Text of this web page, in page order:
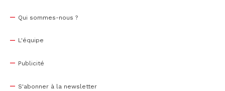
Qui sommes-nous ?
L'équipe
Publicité
S'abonner à la newsletter